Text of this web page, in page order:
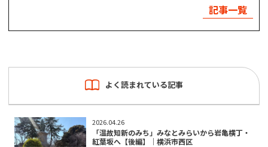
記事一覧
よく読まれている記事
2026.04.26
「温故知新のみち」みなとみらいから岩亀横丁・
紅葉坂へ【後編】｜横浜市西区